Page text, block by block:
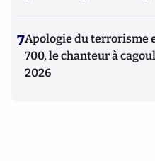
7Apologie du terrorisme
700, le chanteur à
2026